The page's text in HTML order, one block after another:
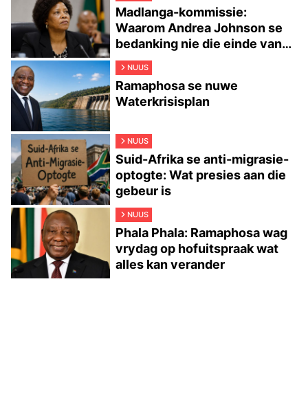
Madlanga-kommissie:
Waarom Andrea Johnson se
bedanking nie die einde van
die storie is nie
NUUS
Ramaphosa se nuwe
Waterkrisisplan
NUUS
Suid-Afrika se anti-migrasie-
optogte: Wat presies aan die
gebeur is
NUUS
Phala Phala: Ramaphosa wag
vrydag op hofuitspraak wat
alles kan verander